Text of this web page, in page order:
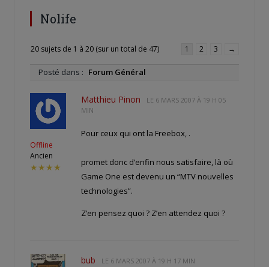
Nolife
20 sujets de 1 à 20 (sur un total de 47) 1 2 3 →
Posté dans : Forum Général
Offline
Ancien
★★★★
Matthieu Pinon LE 6 MARS 2007 À 19 H 05
MIN
Pour ceux qui ont la Freebox, .
promet donc d’enfin nous satisfaire, là où
Game One est devenu un “MTV nouvelles
technologies”.
Z’en pensez quoi ? Z’en attendez quoi ?
bub LE 6 MARS 2007 À 19 H 17 MIN